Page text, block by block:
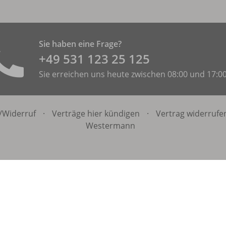
Sie haben eine Frage?
+49 531 ­123 25 125
Sie erreichen uns heute zwischen 08:00 und
Widerruf · Verträge hier kündigen · Vertrag
Westermann